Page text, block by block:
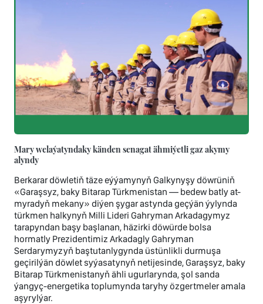
Mary welaýatyndaky känden senagat ähmiýetli gaz akymy
alyndy
Berkarar döwletiň täze eýýamynyň Galkynyşy döwrüniň
«Garaşsyz, baky Bitarap Türkmenistan — bedew batly at-
myradyň mekany» diýen şygar astynda geçýän ýylynda
türkmen halkynyň Milli Lideri Gahryman Arkadagymyz
tarapyndan başy başlanan, häzirki döwürde bolsa
hormatly Prezidentimiz Arkadagly Gahryman
Serdarymyzyň baştutanlygynda üstünlikli durmuşa
geçirilýän döwlet syýasatynyň netijesinde, Garaşsyz, baky
Bitarap Türkmenistanyň ähli ugurlarynda, şol sanda
ýangyç-energetika toplumynda taryhy özgertmeler amala
aşyrylýar.